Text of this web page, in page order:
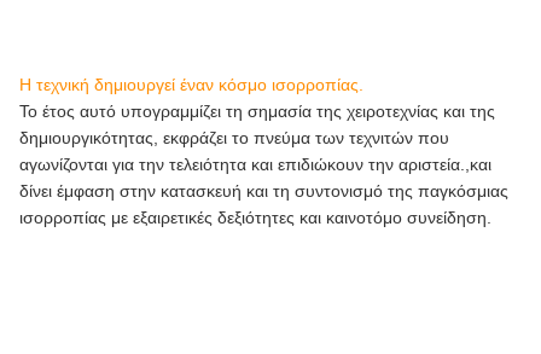
Η τεχνική δημιουργεί έναν κόσμο ισορροπίας.
Το έτος αυτό υπογραμμίζει τη σημασία της χειροτεχνίας και της
δημιουργικότητας, εκφράζει το πνεύμα των τεχνιτών που
αγωνίζονται για την τελειότητα και επιδιώκουν την αριστεία.,και
δίνει έμφαση στην κατασκευή και τη συντονισμό της παγκόσμιας
ισορροπίας με εξαιρετικές δεξιότητες και καινοτόμο συνείδηση.